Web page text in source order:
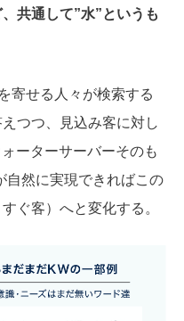
共通して”水”というも
寄せる人々が検索する
つつ、見込み客に対し
ーターサーバーそのも
自然に実現できればこの
ぐ客）へと変化する。